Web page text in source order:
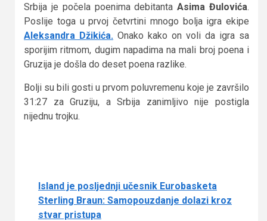
Srbija je počela poenima debitantaAsima Đulovića.
Poslije toga u prvoj četvrtini mnogo bolja igra ekipe
Aleksandra Džikića. Onako kako on voli da igra sa
sporijim ritmom, dugim napadima na mali broj poena i
Gruzija je došla do deset poena razlike.
Bolji su bili gosti u prvom poluvremenu koje je završilo
31:27 za Gruziju, a Srbija zanimljivo nije postigla
nijednu trojku.
Island je posljednji učesnik Eurobasketa
Sterling Braun: Samopouzdanje dolazi kroz
stvar pristupa